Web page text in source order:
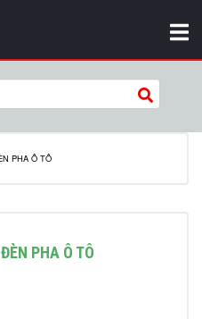
PHA Ô TÔ
PHA Ô TÔ